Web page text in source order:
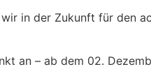
in der Zukunft für den
an – ab dem 02.